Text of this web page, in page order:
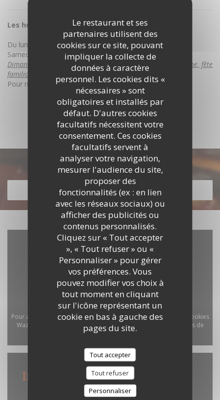
Le restaurant et ses
partenaires utilisent des
cookies sur ce site, pouvant
impliquer la collecte de
données à caractère
personnel. Les cookies dits «
nécessaires » sont
obligatoires et installés par
défaut. D'autres cookies
facultatifs nécessitent votre
consentement. Ces cookies
facultatifs servent à
analyser votre navigation,
mesurer l'audience du site,
proposer des
fonctionnalités (ex : en lien
avec les réseaux sociaux) ou
afficher des publicités ou
contenus personnalisés.
Cliquez sur « Tout accepter
», « Tout refuser » ou «
Personnaliser » pour gérer
vos préférences. Vous
pouvez modifier vos choix à
tout moment en cliquant
sur l'icône représentant un
cookie en bas à gauche des
pages du site.
Tout accepter
Tout refuser
Personnaliser
Les horaires des P’tits ventres de terre :
Du lundi au vendredi: 12h00-14h00 ; 19h00-21h15
Samedi: 12h00-14h00 ; 19h00-21h15
Dimanche et jours fériés ( exceptionnel, pour repas / groupe, fête
familiale à partir de 50 personnes)
Pour nous contacter : ptits-ventres-de-terre@orange.fr
DÉCOUVRIR LE LIEU
Découvrir notre carte
DÉCOUVRIR NOTRE CARTE
Pour afficher la carte interactive Waze, vous devez accepter les cookies
Waze Map (Google). Ces cookies peuvent collecter des données de
Infos pratiques
Horaires